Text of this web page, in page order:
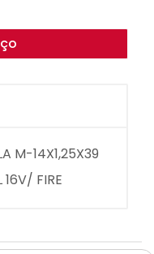
M-14X1,25X39
FIRE